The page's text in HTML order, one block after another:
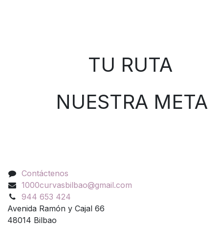
TU RUTA
NUESTRA META
Contáctenos
1000curvasbilbao@gmail.com
944 653 424
Avenida Ramón y Cajal 66
48014 Bilbao